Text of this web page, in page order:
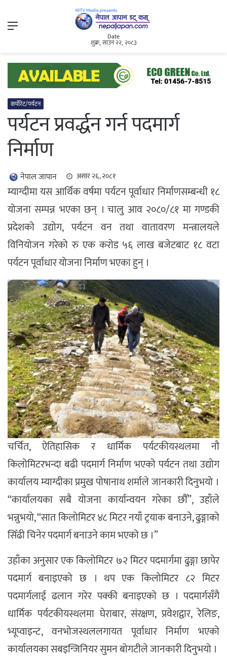
Menu
Date
शुक्र, साउन २२, २०८३
कर्पोरेट/पर्यटन
पर्यटन प्रवर्द्धन गर्न पदमार्ग
निर्माण
नेपाल जापान असार २६, २०८१
म्याग्दीमा यस आर्थिक वर्षमा पर्यटन पूर्वाधार निर्माणसम्बन्धी १८
योजना सम्पन्न भएका छन् । चालु आव २०८०/८१ मा गण्डकी
प्रदेशको उद्योग, पर्यटन वन तथा वातावरण मन्त्रालयले
विनियोजन गरेको रु एक करोड ५६ लाख बजेटबाट १८ वटा
पर्यटन पूर्वाधार योजना निर्माण भएका हुन् ।
चर्चित, ऐतिहासिक र धार्मिक पर्यटकीयस्थलमा नौ
किलोमिटरभन्दा बढी पदमार्ग निर्माण भएको पर्यटन तथा उद्योग
कार्यालय म्याग्दीका प्रमुख पोषानाथ शर्माले जानकारी दिनुभयो ।
“कार्यालयका सबै योजना कार्यान्वयन गरेका छौँ”, उहाँले
भन्नुभयो, “सात किलोमिटर ४८ मिटर नयाँ ट्रयाक बनाउने, ढुङ्गाको
सिँढी चिनेर पदमार्ग बनाउने काम भएको छ ।”
उहाँका अनुसार एक किलोमिटर ७२ मिटर पदमार्गमा ढुङ्गा छापेर
पदमार्ग बनाइएको छ । थप एक किलोमिटर ८२ मिटर
पदमार्गलाई ढलान गरेर पक्की बनाइएको छ । पदमार्गसँगै
धार्मिक पर्यटकीयस्थलमा घेराबार, संरक्षण, प्रवेशद्वार, रेलिङ,
भ्यूप्वाइन्ट, वनभोजस्थललगायत पूर्वाधार निर्माण भएको
कार्यालयका सबइन्जिनियर सुमन बोगटीले जानकारी दिनुभयो ।